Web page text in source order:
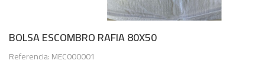
BOLSA ESCOMBRO RAFIA 80X50
Referencia: MEC000001